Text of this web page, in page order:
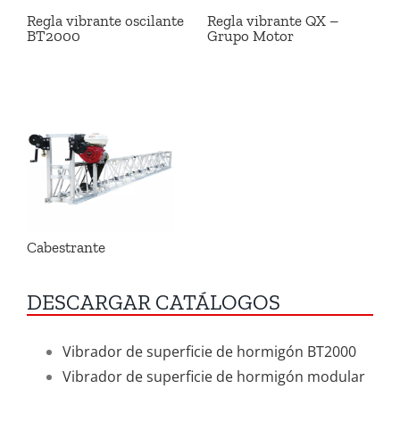
Regla vibrante oscilante
BT2000
Regla vibrante QX –
Grupo Motor
Cabestrante
DESCARGAR CATÁLOGOS
Vibrador de superficie de hormigón BT2000
Vibrador de superficie de hormigón modular